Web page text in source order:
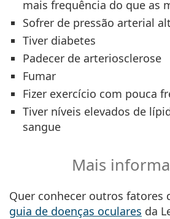
mais frequência do que as
Sofrer de pressão arterial
Tiver diabetes
Padecer de arteriosclerose
Fumar
Fizer exercício com pouca
Tiver níveis elevados de
sangue
Mais
Quer conhecer outros fatores
guia de doenças oculares da